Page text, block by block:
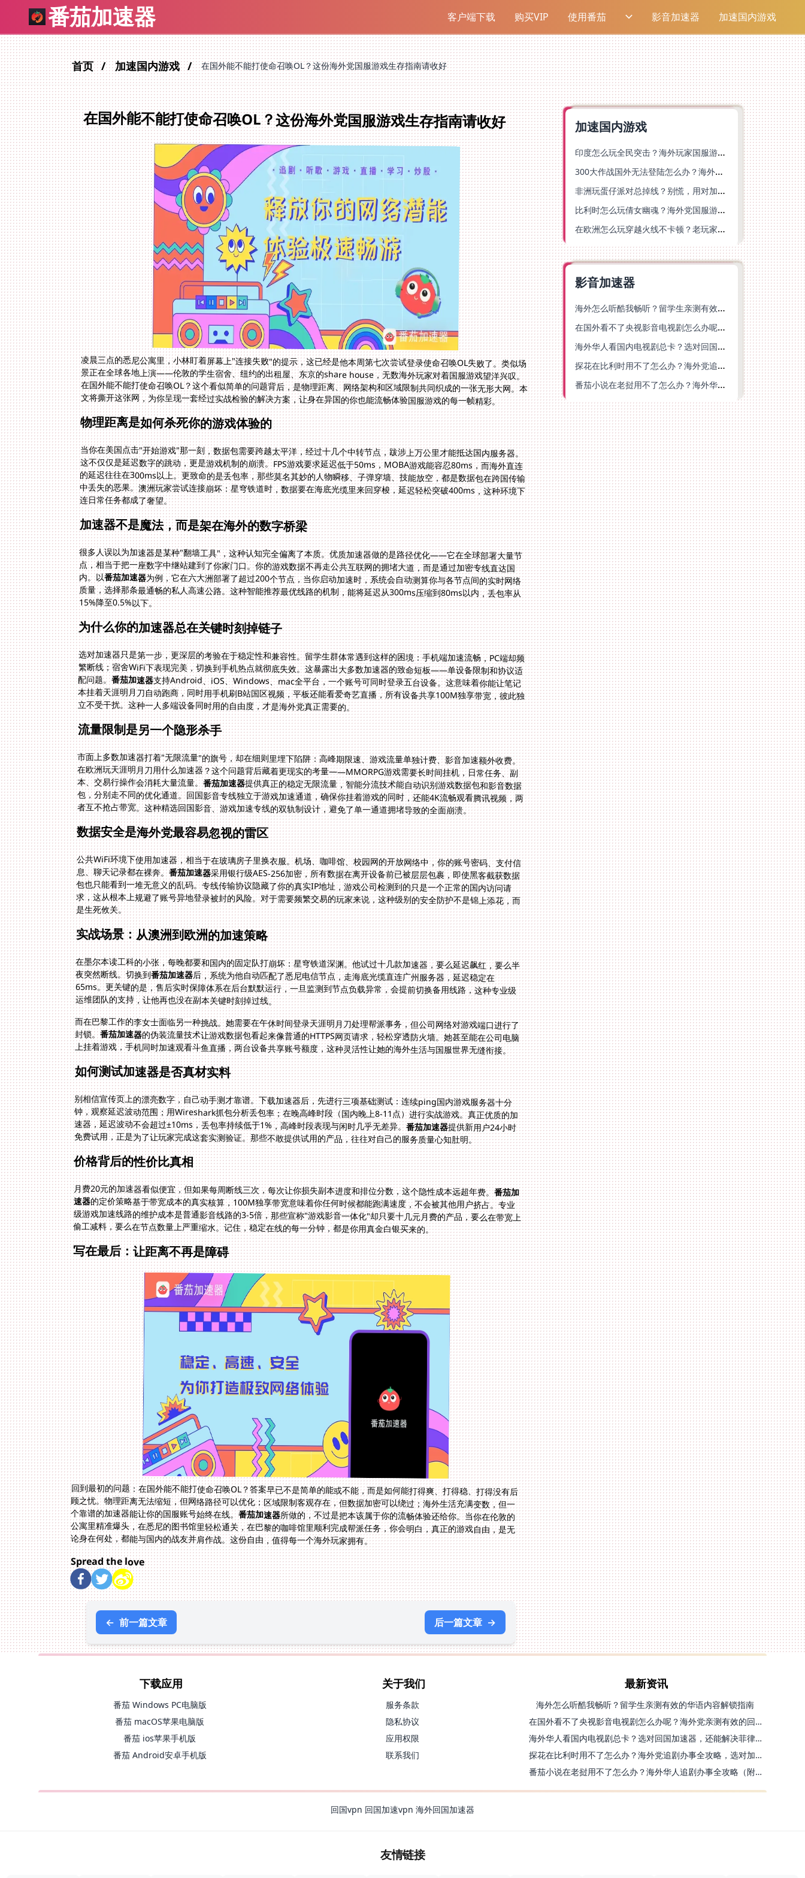
番茄加速器 客户端下载 购买VIP 使用番茄 影音加速器 加速国内游戏
首页 加速国内游戏 在国外能不能打使命召唤OL？这份海外党国服游戏生存指南请收好
在国外能不能打使命召唤OL？这份海外党国服游戏生存指南请收好
凌晨三点的悉尼公寓里，小林盯着屏幕上"连接失败"的提示，这已经是他本周第七次尝试登录使命召唤OL失败了。类似场
景正在全球各地上演——伦敦的学生宿舍、纽约的出租屋、东京的share house，无数海外玩家对着国服游戏望洋兴叹。
在国外能不能打使命召唤OL？这个看似简单的问题背后，是物理距离、网络架构和区域限制共同织成的一张无形大网。本
文将撕开这张网，为你呈现一套经过实战检验的解决方案，让身在异国的你也能流畅体验国服游戏的每一帧精彩。
物理距离是如何杀死你的游戏体验的
当你在美国点击"开始游戏"那一刻，数据包需要跨越太平洋，经过十几个中转节点，跋涉上万公里才能抵达国内服务器。
这不仅仅是延迟数字的跳动，更是游戏机制的崩溃。FPS游戏要求延迟低于50ms，MOBA游戏能容忍80ms，而海外直连
的延迟往往在300ms以上。更致命的是丢包率，那些莫名其妙的人物瞬移、子弹穿墙、技能放空，都是数据包在跨国传输
中丢失的恶果。澳洲玩家尝试连接崩坏：星穹铁道时，数据要在海底光缆里来回穿梭，延迟轻松突破400ms，这种环境下
连日常任务都成了奢望。
加速器不是魔法，而是架在海外的数字桥梁
很多人误以为加速器是某种"翻墙工具"，这种认知完全偏离了本质。优质加速器做的是路径优化——它在全球部署大量节
点，相当于把一座数字中继站建到了你家门口。你的游戏数据不再走公共互联网的拥堵大道，而是通过加密专线直达国
内。以番茄加速器为例，它在六大洲部署了超过200个节点，当你启动加速时，系统会自动测算你与各节点间的实时网络
质量，选择那条最通畅的私人高速公路。这种智能推荐最优线路的机制，能将延迟从300ms压缩到80ms以内，丢包率从
15%降至0.5%以下。
为什么你的加速器总在关键时刻掉链子
选对加速器只是第一步，更深层的考验在于稳定性和兼容性。留学生群体常遇到这样的困境：手机端加速流畅，PC端却频
繁断线；宿舍WiFi下表现完美，切换到手机热点就彻底失效。这暴露出大多数加速器的致命短板——单设备限制和协议适
配问题。番茄加速器支持Android、iOS、Windows、mac全平台，一个账号可同时登录五台设备。这意味着你能让笔记
本挂着天涯明月刀自动跑商，同时用手机刷B站国区视频，平板还能看爱奇艺直播，所有设备共享100M独享带宽，彼此独
立不受干扰。这种一人多端设备同时用的自由度，才是海外党真正需要的。
流量限制是另一个隐形杀手
市面上多数加速器打着"无限流量"的旗号，却在细则里埋下陷阱：高峰期限速、游戏流量单独计费、影音加速额外收费。
在欧洲玩天涯明月刀用什么加速器？这个问题背后藏着更现实的考量——MMORPG游戏需要长时间挂机，日常任务、副
本、交易行操作会消耗大量流量。番茄加速器提供真正的稳定无限流量，智能分流技术能自动识别游戏数据包和影音数据
包，分别走不同的优化通道。回国影音专线独立于游戏加速通道，确保你挂着游戏的同时，还能4K流畅观看腾讯视频，两
者互不抢占带宽。这种精选回国影音、游戏加速专线的双轨制设计，避免了单一通道拥堵导致的全面崩溃。
数据安全是海外党最容易忽视的雷区
公共WiFi环境下使用加速器，相当于在玻璃房子里换衣服。机场、咖啡馆、校园网的开放网络中，你的账号密码、支付信
息、聊天记录都在裸奔。番茄加速器采用银行级AES-256加密，所有数据在离开设备前已被层层包裹，即使黑客截获数据
包也只能看到一堆无意义的乱码。专线传输协议隐藏了你的真实IP地址，游戏公司检测到的只是一个正常的国内访问请
求，这从根本上规避了账号异地登录被封的风险。对于需要频繁交易的玩家来说，这种级别的安全防护不是锦上添花，而
是生死攸关。
实战场景：从澳洲到欧洲的加速策略
在墨尔本读工科的小张，每晚都要和国内的固定队打崩坏：星穹铁道深渊。他试过十几款加速器，要么延迟飙红，要么半
夜突然断线。切换到番茄加速器后，系统为他自动匹配了悉尼电信节点，走海底光缆直连广州服务器，延迟稳定在
65ms。更关键的是，售后实时保障体系在后台默默运行，一旦监测到节点负载异常，会提前切换备用线路，这种专业级
运维团队的支持，让他再也没在副本关键时刻掉过线。
而在巴黎工作的李女士面临另一种挑战。她需要在午休时间登录天涯明月刀处理帮派事务，但公司网络对游戏端口进行了
封锁。番茄加速器的伪装流量技术让游戏数据包看起来像普通的HTTPS网页请求，轻松穿透防火墙。她甚至能在公司电脑
上挂着游戏，手机同时加速观看斗鱼直播，两台设备共享账号额度，这种灵活性让她的海外生活与国服世界无缝衔接。
如何测试加速器是否真材实料
别相信宣传页上的漂亮数字，自己动手测才靠谱。下载加速器后，先进行三项基础测试：连续ping国内游戏服务器十分
钟，观察延迟波动范围；用Wireshark抓包分析丢包率；在晚高峰时段（国内晚上8-11点）进行实战游戏。真正优质的加
速器，延迟波动不会超过±10ms，丢包率持续低于1%，高峰时段表现与闲时几乎无差异。番茄加速器提供新用户24小时
免费试用，正是为了让玩家完成这套实测验证。那些不敢提供试用的产品，往往对自己的服务质量心知肚明。
价格背后的性价比真相
月费20元的加速器看似便宜，但如果每周断线三次，每次让你损失副本进度和排位分数，这个隐性成本远超年费。番茄加
速器的定价策略基于带宽成本的真实核算，100M独享带宽意味着你任何时候都能跑满速度，不会被其他用户挤占。专业
级游戏加速线路的维护成本是普通影音线路的3-5倍，那些宣称"游戏影音一体化"却只要十几元月费的产品，要么在带宽上
偷工减料，要么在节点数量上严重缩水。记住，稳定在线的每一分钟，都是你用真金白银买来的。
写在最后：让距离不再是障碍
回到最初的问题：在国外能不能打使命召唤OL？答案早已不是简单的能或不能，而是如何能打得爽、打得稳、打得没有后
顾之忧。物理距离无法缩短，但网络路径可以优化；区域限制客观存在，但数据加密可以绕过；海外生活充满变数，但一
个靠谱的加速器能让你的国服账号始终在线。番茄加速器所做的，不过是把本该属于你的流畅体验还给你。当你在伦敦的
公寓里精准爆头，在悉尼的图书馆里轻松通关，在巴黎的咖啡馆里顺利完成帮派任务，你会明白，真正的游戏自由，是无
论身在何处，都能与国内的战友并肩作战。这份自由，值得每一个海外玩家拥有。
Spread the love
← 前一篇文章 后一篇文章 →
加速国内游戏
印度怎么玩全民突击？海外玩家国服游戏加速器终极指南（附原神延迟优化+精灵之境加速器选择）
300大作战国外无法登陆怎么办？海外玩家国服畅玩终极指南（附实测推荐）
非洲玩蛋仔派对总掉线？别慌，用对加速器就能丝滑开跑！
比利时怎么玩倩女幽魂？海外党国服游戏加速避坑指南（附实测推荐）
在欧洲怎么玩穿越火线不卡顿？老玩家亲测有效的加速器选择指南
影音加速器
海外怎么听酷我畅听？留学生亲测有效的华语内容解锁指南
在国外看不了央视影音电视剧怎么办呢？海外党亲测有效的回国加速方案
海外华人看国内电视剧总卡？选对回国加速器，还能解决菲律宾打不开反诈中心的问题
探花在比利时用不了怎么办？海外党追剧办事全攻略，选对加速器就够了
番茄小说在老挝用不了怎么办？海外华人追剧办事全攻略（附实用工具推荐）
下载应用
番茄 Windows PC电脑版
番茄 macOS苹果电脑版
番茄 ios苹果手机版
番茄 Android安卓手机版
关于我们
服务条款
隐私协议
应用权限
联系我们
最新资讯
海外怎么听酷我畅听？留学生亲测有效的华语内容解锁指南
在国外看不了央视影音电视剧怎么办呢？海外党亲测有效的回国加速方案
海外华人看国内电视剧总卡？选对回国加速器，还能解决菲律宾打不开反诈中心的问题
探花在比利时用不了怎么办？海外党追剧办事全攻略，选对加速器就够了
番茄小说在老挝用不了怎么办？海外华人追剧办事全攻略（附实用工具推荐）
回国vpn 回国加速vpn 海外回国加速器
友情链接